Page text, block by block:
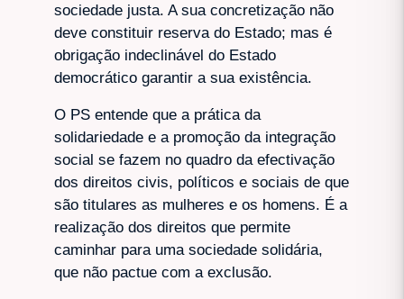
sociedade justa. A sua concretização não
deve constituir reserva do Estado; mas é
obrigação indeclinável do Estado
democrático garantir a sua existência.
O PS entende que a prática da
solidariedade e a promoção da integração
social se fazem no quadro da efectivação
dos direitos civis, políticos e sociais de que
são titulares as mulheres e os homens. É a
realização dos direitos que permite
caminhar para uma sociedade solidária,
que não pactue com a exclusão.